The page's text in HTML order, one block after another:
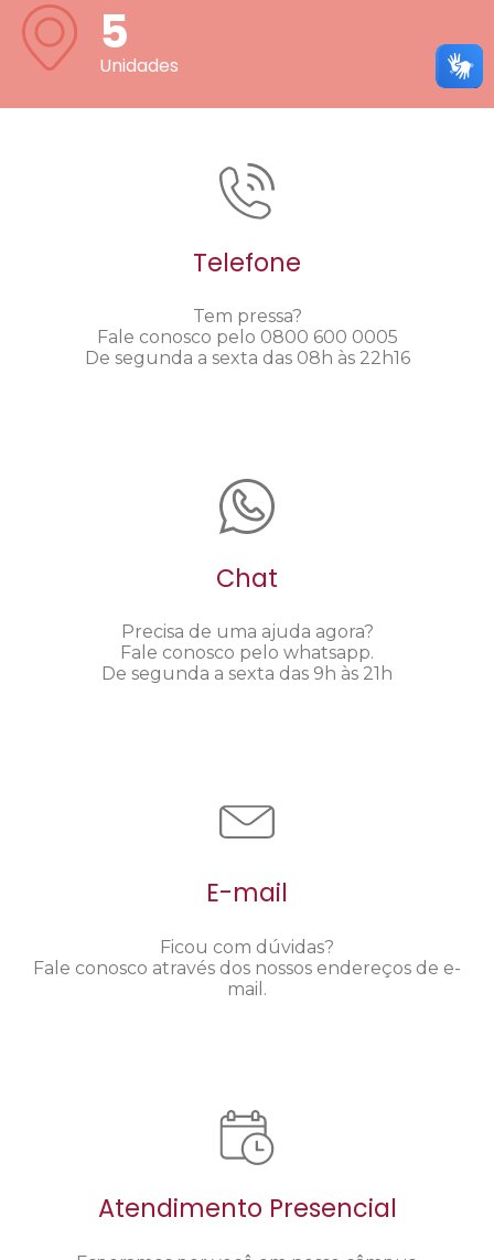
5
Unidades
Telefone
Tem pressa?
Fale conosco pelo 0800 600 0005
De segunda a sexta das 08h às 22h16
Chat
Precisa de uma ajuda agora?
Fale conosco pelo whatsapp.
De segunda a sexta das 9h às 21h
E-mail
Ficou com dúvidas?
Fale conosco através dos nossos endereços de e-
mail.
Atendimento Presencial